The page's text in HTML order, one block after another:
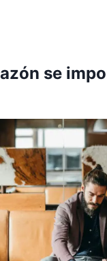
se